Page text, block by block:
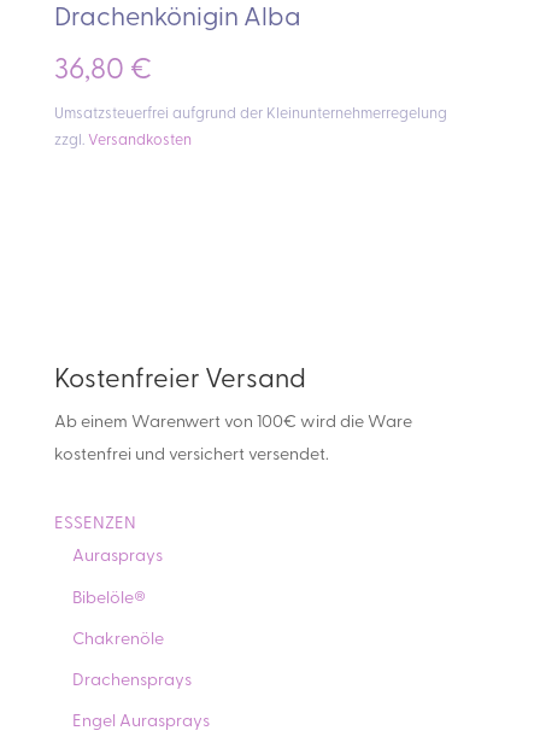
Drachenkönigin Alba
36,80 €
Umsatzsteuerfrei aufgrund der Kleinunternehmerregelung
zzgl. Versandkosten
Kostenfreier Versand
Ab einem Warenwert von 100€ wird die Ware
kostenfrei und versichert versendet.
ESSENZEN
Aurasprays
Bibelöle®
Chakrenöle
Drachensprays
Engel Aurasprays